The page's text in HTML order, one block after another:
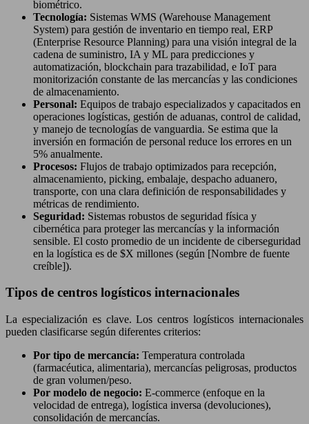
biométrico.
Tecnología: Sistemas WMS (Warehouse Management
System) para gestión de inventario en tiempo real, ERP
(Enterprise Resource Planning) para una visión integral de la
cadena de suministro, IA y ML para predicciones y
automatización, blockchain para trazabilidad, e IoT para
monitorización constante de las mercancías y las condiciones
de almacenamiento.
Personal: Equipos de trabajo especializados y capacitados en
operaciones logísticas, gestión de aduanas, control de calidad,
y manejo de tecnologías de vanguardia. Se estima que la
inversión en formación de personal reduce los errores en un
5% anualmente.
Procesos: Flujos de trabajo optimizados para recepción,
almacenamiento, picking, embalaje, despacho aduanero,
transporte, con una clara definición de responsabilidades y
métricas de rendimiento.
Seguridad: Sistemas robustos de seguridad física y
cibernética para proteger las mercancías y la información
sensible. El costo promedio de un incidente de ciberseguridad
en la logística es de $X millones (según [Nombre de fuente
creíble]).
Tipos de centros logísticos internacionales
La especialización es clave. Los centros logísticos internacionales
pueden clasificarse según diferentes criterios:
Por tipo de mercancía: Temperatura controlada
(farmacéutica, alimentaria), mercancías peligrosas, productos
de gran volumen/peso.
Por modelo de negocio: E-commerce (enfoque en la
velocidad de entrega), logística inversa (devoluciones),
consolidación de mercancías.